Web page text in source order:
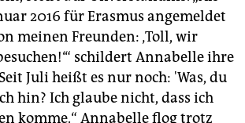
2016 für Erasmus angemeldet
meinen Freunden: ‚Toll, wir
schildert Annabelle ihre
Juli heißt es nur noch: 'Was, du
hin? Ich glaube nicht, dass ich
komme.“ Annabelle flog trotz